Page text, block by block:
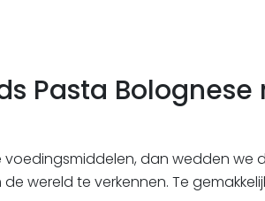
Pasta Bolognese
dan wedden
wereld te verkennen. Te